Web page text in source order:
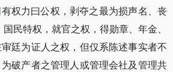
权力曰公权，剥夺之最为损声名、丧
民特权，就官之权，得勋章、年金、
廷为证人之权，但仅系陈述事实者不
破产者之管理人或管理会社及管理共